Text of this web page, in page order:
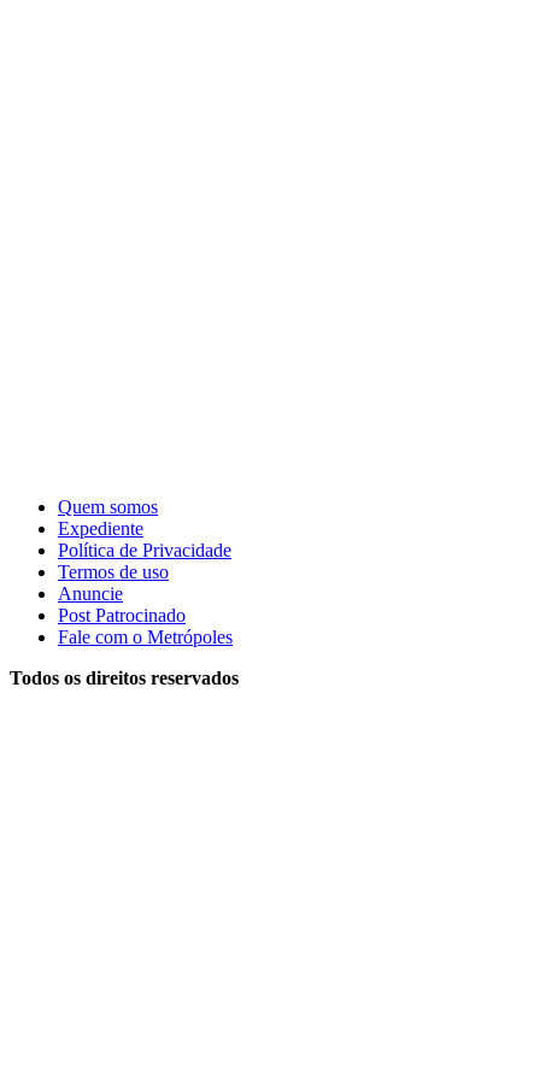
Quem somos
Expediente
Política de Privacidade
Termos de uso
Anuncie
Post Patrocinado
Fale com o Metrópoles
Todos os direitos reservados